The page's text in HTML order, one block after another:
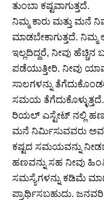
ತುಂಬಾ ಕಷ್ಟವಾಗುತ್ತದೆ.
ನಿಮ್ಮ ಕಾರು ಮತ್ತು ಮನೆ
ಮಾಡಬೇಕಾಗುತ್ತದೆ. ನಿಮ್ಮ
ಇಲ್ಲದಿದ್ದರೆ, ನೀವು ಹೆಚ್ಚಿನ
ಪಡೆಯುತ್ತೀರಿ. ನೀವು
ಸಾಲಗಳನ್ನು
ಸಮಯ ತೆಗೆದುಕೊಳ್ಳುತ್ತದೆ.
ರಿಯಲ್ ಎಸ್ಟೇಟ್ ನಲ್ಲಿ ಹಣ
ಮನೆ ನಿರ್ಮಿಸುವವರು
ಕಷ್ಟದ ಸಮಯವನ್ನು
ಹಣವನ್ನು ಸಹ ನೀವು
ಸಮಸ್ಯೆಗಳನ್ನು ಕಡಿಮೆ
ಪ್ರಾರ್ಥಿಸಬಹುದು.